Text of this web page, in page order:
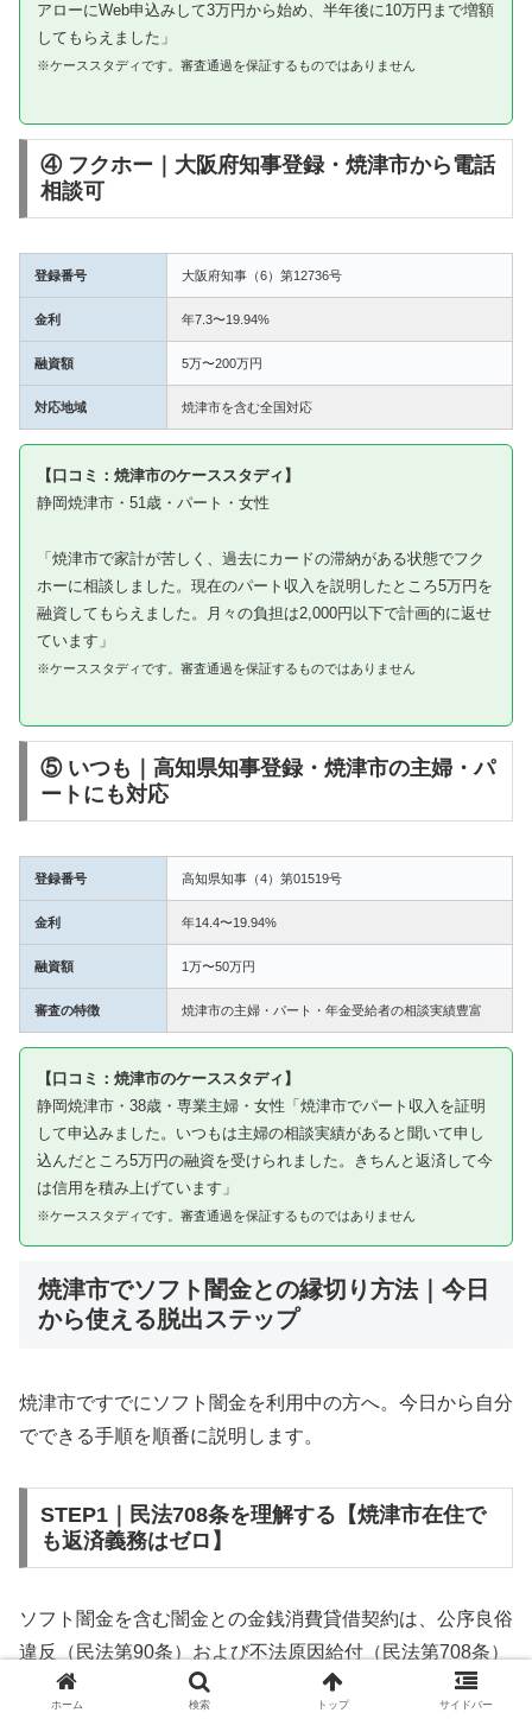
アローにWeb申込みして3万円から始め、半年後に10万円まで増額
してもらえました」
※ケーススタディです。審査通過を保証するものではありません
④ フクホー｜大阪府知事登録・焼津市から電話
相談可
登録番号 大阪府知事（6）第12736号
金利 年7.3〜19.94%
融資額 5万〜200万円
対応地域 焼津市を含む全国対応
【口コミ：焼津市のケーススタディ】
静岡焼津市・51歳・パート・女性
「焼津市で家計が苦しく、過去にカードの滞納がある状態でフク
ホーに相談しました。現在のパート収入を説明したところ5万円を
融資してもらえました。月々の負担は2,000円以下で計画的に返せ
ています」
※ケーススタディです。審査通過を保証するものではありません
⑤ いつも｜高知県知事登録・焼津市の主婦・パ
ートにも対応
登録番号 高知県知事（4）第01519号
金利 年14.4〜19.94%
融資額 1万〜50万円
審査の特徴 焼津市の主婦・パート・年金受給者の相談実績豊富
【口コミ：焼津市のケーススタディ】
静岡焼津市・38歳・専業主婦・女性「焼津市でパート収入を証明
して申込みました。いつもは主婦の相談実績があると聞いて申し
込んだところ5万円の融資を受けられました。きちんと返済して今
は信用を積み上げています」
※ケーススタディです。審査通過を保証するものではありません
焼津市でソフト闇金との縁切り方法｜今日
から使える脱出ステップ
焼津市ですでにソフト闇金を利用中の方へ。今日から自分
でできる手順を順番に説明します。
STEP1｜民法708条を理解する【焼津市在住で
も返済義務はゼロ】
ソフト闇金を含む闇金との金銭消費貸借契約は、公序良俗
違反（民法第90条）および不法原因給付（民法第708条）
に該当するため、法的には無効です。焼津市在住であって
ホーム 検索 トップ サイドバー